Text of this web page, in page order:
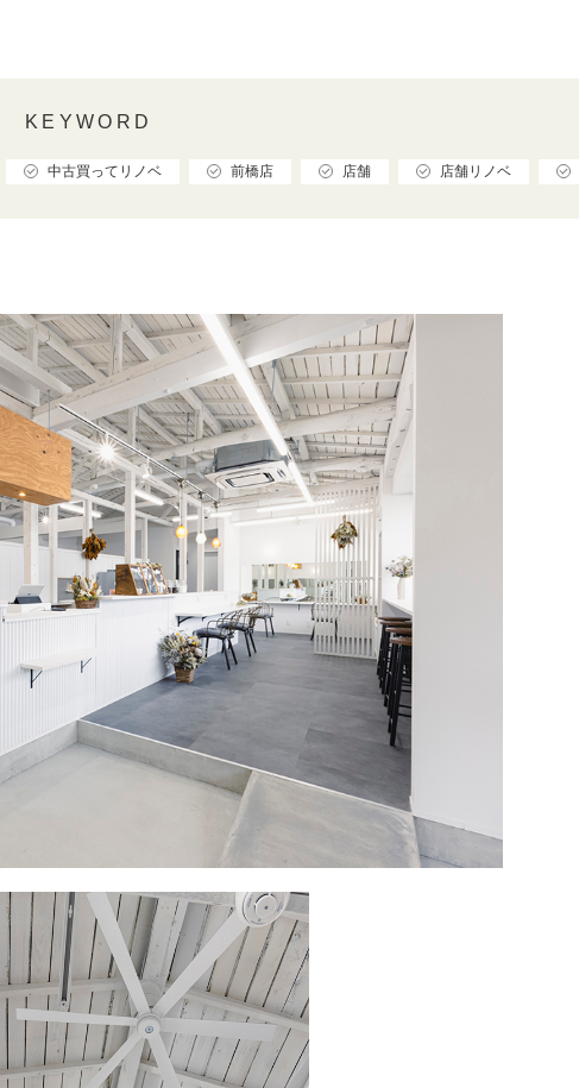
KEYWORD
中古買ってリノベ 前橋店 店舗 店舗リノベ